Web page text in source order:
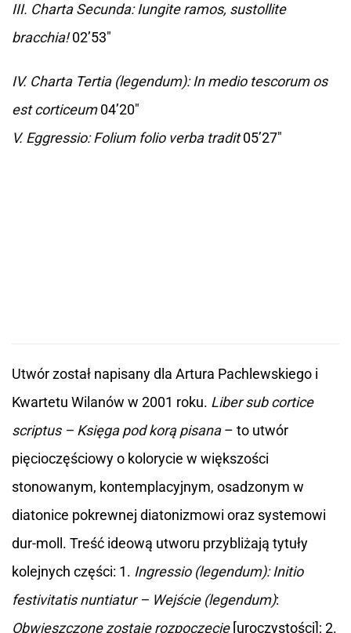
III. Charta Secunda: Iungite ramos, sustollite
bracchia!02’53"
IV. Charta Tertia (legendum): In medio tescorum os
est corticeum04’20"
V. Eggressio: Folium folio verba tradit05’27"
Utwór został napisany dla Artura Pachlewskiego i
Kwartetu Wilanów w 2001 roku. Liber sub cortice
scriptus – Księga pod korą pisana– to utwór
pięcioczęściowy o kolorycie w większości
stonowanym, kontemplacyjnym, osadzonym w
diatonice pokrewnej diatonizmowi oraz systemowi
dur-moll. Treść ideową utworu przybliżają tytuły
kolejnych części: 1. Ingressio (legendum): Initio
festivitatis nuntiatur – Wejście (legendum):
Obwieszczone zostaje rozpoczęcie[uroczystości]; 2.